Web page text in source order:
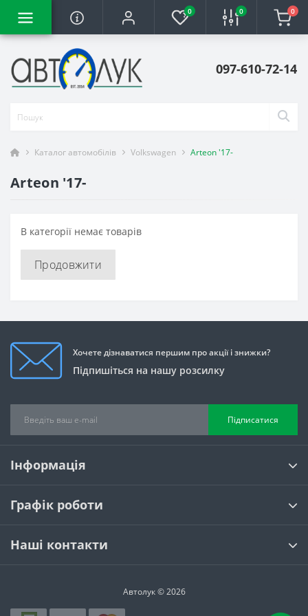
0 0 0
097-610-72-14
Каталог автомобілів Volkswagen Arteon '17-
Arteon '17-
В категорії немає товарів
Продовжити
Хочете дізнаватися першим про акції і знижки?
Підпишіться на нашу розсилку
Підписатися
Інформація
Графік роботи
Наші контакти
Автолук © 2026